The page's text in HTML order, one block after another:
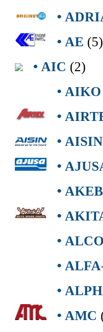
•
• AE (5)
• AIC (2)
• AIKO
•
• AISIN
•
•
•
•
•
•
• AMC